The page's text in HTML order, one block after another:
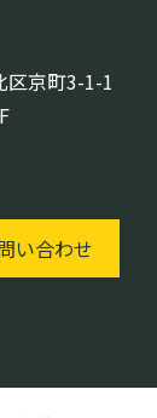
区京町3-1-1
い合わせ